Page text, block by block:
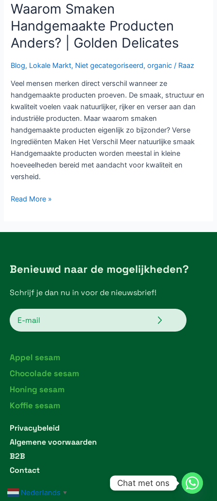
Waarom Smaken
Handgemaakte Producten
Anders? | Golden Delicates
Blog, Lokale Markt, Niet gecategoriseerd,organic / Raaz
Veel mensen merken direct verschil wanneer ze
handgemaakte producten proeven. De smaak, structuur en
kwaliteit voelen vaak natuurlijker, rijker en verser aan dan
industriële producten. Maar waarom smaken
handgemaakte producten eigenlijk zo bijzonder? Verse
Ingrediënten Maken Het Verschil Meer natuurlijke smaak
Handgemaakte producten worden meestal in kleine
hoeveelheden bereid met aandacht voor kwaliteit en
versheid.
Read More »
Benieuwd naar de mogelijkheden?
Schrijf je dan nu in voor de nieuwsbrief!
Email Verzenden
Appel sesam
Chocolade sesam
Honing sesam
Koffie sesam
Privacybeleid
Algemene voorwaarden
B2B
Contact
Nederlands ▼
Chat met ons